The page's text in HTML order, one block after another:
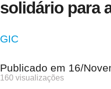
solidário para
GIC
Publicado em 16/
160 visualizações